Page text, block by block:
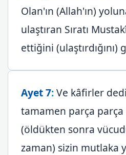
Olan'ın (Allah'ın)
ulaştıran Sıratı
ettiğini (ulaştırdığını)
Ayet 7:Ve kâfirler
tamamen parça
(öldükten sonra
zaman) sizin mutlaka